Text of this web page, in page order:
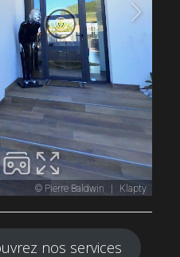
nos services